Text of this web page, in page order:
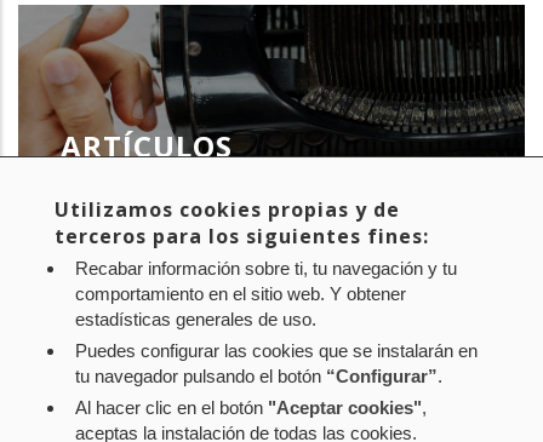
ARTÍCULOS
Política de privacidad
Política de cookies
Utilizamos cookies propias y de
terceros para los siguientes fines:
Recabar información sobre ti, tu navegación y tu
comportamiento en el sitio web. Y obtener
estadísticas generales de uso.
Puedes configurar las cookies que se instalarán en
tu navegador pulsando el botón “Configurar”.
Al hacer clic en el botón "Aceptar cookies",
aceptas la instalación de todas las cookies.